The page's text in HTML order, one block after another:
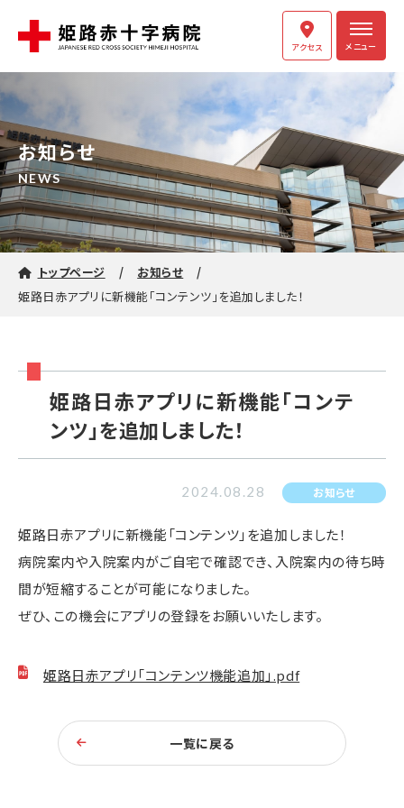
メニュー
アクセス
お知らせ
NEWS
トップページ
お知らせ
姫路日赤アプリに新機能「コンテンツ」を追加しました！
姫路日赤アプリに新機能「コンテ
ンツ」を追加しました！
2024.08.28 お知らせ
姫路日赤アプリに新機能「コンテンツ」を追加しました！
病院案内や入院案内がご自宅で確認でき、入院案内の待ち時
間が短縮することが可能になりました。
ぜひ、この機会にアプリの登録をお願いいたします。
姫路日赤アプリ「コンテンツ機能追加」.pdf
一覧に戻る